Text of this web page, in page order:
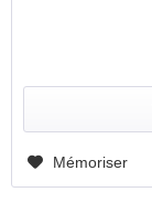
Mémoriser